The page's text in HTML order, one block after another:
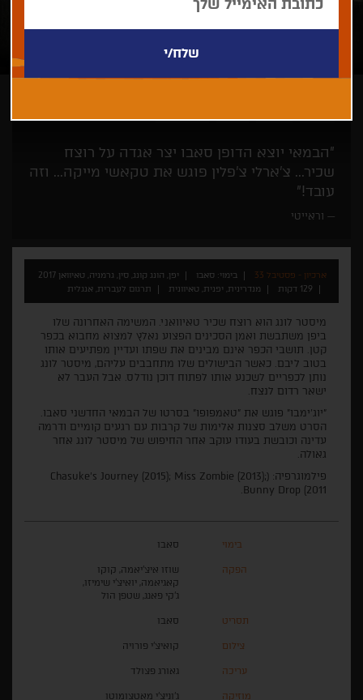
"הבמאי יוצא הדופן סאבו יצר אגדה על רוצח
שכיר... צ'ארלי צ'פלין פוגש את טקאשי מייקה... וזה
עובד!"
וראייטי
ארכיון - פסטיבל 33 בימוי: סאבו
יפן, הונג קונג, סין, גרמניה, טאיוואן 2017
129 דקות
מנדרינית, יפנית, טאיוונית תרגום לעברית, אנגלית
מיסטר לונג הוא רוצח שכיר טאיוואני. המשימה האחרונה שלו
ביפן משתבשת ואמן הסכינים הפצוע נאלץ למצוא מחבוא בכפר
קטן. תושבי הכפר אינם מבינים את שפתו ועדיין מפתיעים אותו
בטוב ליבם. כאשר הבישולים שלו מתחבבים עליהם, מיסטר לונג
נותן לכפריים לשכנע אותו לפתוח דוכן נודלס. אבל העבר לא
ישאר רדום לנצח.
"יוג'ימבו" פוגש את "טאמפופו" בסרטו של הבמאי החדשני סאבו.
הסרט משלב סצנות אלימות של קרבות עם רגעים קומיים ודרמה
עדינה וכובשת בעודו עוקב אחר החיפוש של מיסטר לונג אחר
גאולה.
פילמוגרפיה: (Chasuke’s Journey (2015); Miss Zombie (2013);
Bunny Drop (2011.
בימוי סאבו
הפקה
שוזו איצ'יאמה, קוקו
קאגיאמה, יואיצ'י שימיזו,
ג'קי פאנג, שטפן הול
תסריט סאבו
צילום קואיצ'י פורויה
עריכה גאורג פצולד
מוזיקה ג'וניצ'י מאטצומוטו